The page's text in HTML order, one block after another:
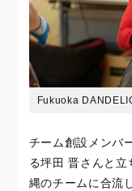
Fukuoka
チーム創設メンバ
る坪田 晋さんと立
縄のチームに合流